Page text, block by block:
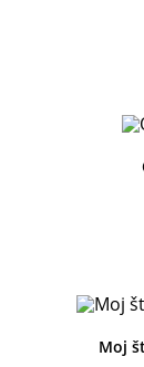
Moj